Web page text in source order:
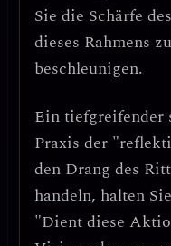
Sie die Schärfe
dieses Rahmens
beschleunigen.
Ein tiefgreifender
Praxis der
den Drang des
handeln, halten
"Dient diese